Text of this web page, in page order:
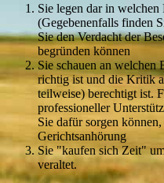
Sie legen dar in welchen
(Gegebenenfalls finden
Sie den Verdacht der
begründen können
Sie schauen an welchen
richtig ist und die Kritik
teilweise) berechtigt ist.
professioneller
Sie dafür sorgen
Gerichtsanhörung
Sie "kaufen sich Zeit"
veraltet.